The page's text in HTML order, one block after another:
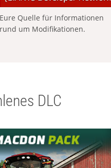
Eure Quelle für Informationen
rund um Modifikationen.
DLC